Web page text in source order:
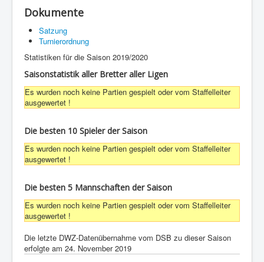
Dokumente
Satzung
Turnierordnung
Statistiken für die Saison 2019/2020
Saisonstatistik aller Bretter aller Ligen
Es wurden noch keine Partien gespielt oder vom Staffelleiter
ausgewertet !
Die besten 10 Spieler der Saison
Es wurden noch keine Partien gespielt oder vom Staffelleiter
ausgewertet !
Die besten 5 Mannschaften der Saison
Es wurden noch keine Partien gespielt oder vom Staffelleiter
ausgewertet !
Die letzte DWZ-Datenübernahme vom DSB zu dieser Saison
erfolgte am 24. November 2019